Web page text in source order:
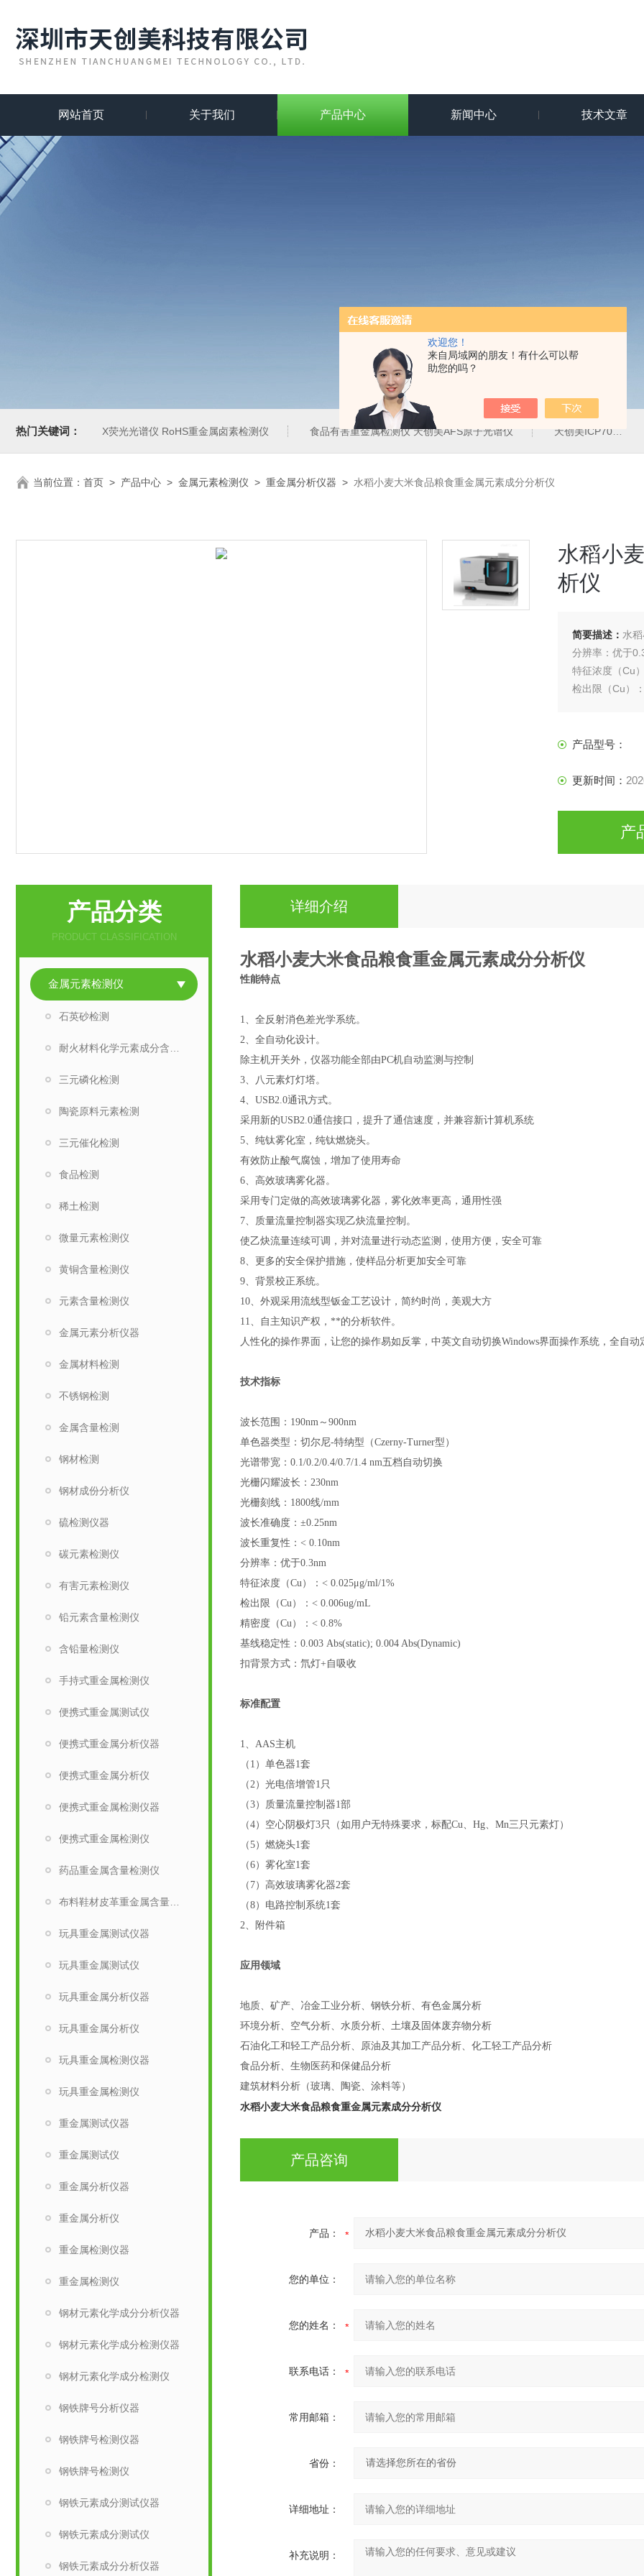
欢迎您！
来自局域网的朋友！有什么可以帮
助您的吗？
网站首页 关于我们 产品中心 新闻中心 技术文章
热门关键词： X荧光光谱仪 RoHS重金属卤素检测仪 食品有害重金属检测仪 天创美AFS原子光谱仪 天创美ICP700T电镀液中金属元素含量检测仪
当前位置： 首页 > 产品中心 > 金属元素检测仪 > 重金属分析仪器 > 水稻小麦大米食品粮食重金属元素成分分析仪
水稻小
析仪
简要描述： 水
分辨率：优于
特征浓度（Cu
检出限（Cu）
扣背景方式：氘
产品型号：
更新时间：
产
产品分类
PRODUCT CLASSIFICATION
金属元素检测仪
石英砂检测
三元磷化检测
陶瓷原料元素检测
三元催化检测
食品检测
稀土检测
微量元素检测仪
黄铜含量检测仪
元素含量检测仪
金属元素分析仪器
金属材料检测
不锈钢检测
金属含量检测
钢材检测
钢材成份分析仪
硫检测仪器
碳元素检测仪
有害元素检测仪
铅元素含量检测仪
含铅量检测仪
手持式重金属检测仪
便携式重金属测试仪
便携式重金属分析仪器
便携式重金属分析仪
便携式重金属检测仪器
便携式重金属检测仪
药品重金属含量检测仪
玩具重金属测试仪器
玩具重金属测试仪
玩具重金属分析仪器
玩具重金属分析仪
玩具重金属检测仪器
玩具重金属检测仪
重金属测试仪器
重金属测试仪
重金属分析仪器
重金属分析仪
重金属检测仪器
重金属检测仪
钢材元素化学成分分析仪器
钢材元素化学成分检测仪器
钢材元素化学成分检测仪
钢铁牌号分析仪器
钢铁牌号检测仪器
钢铁牌号检测仪
钢铁元素成分测试仪器
钢铁元素成分测试仪
钢铁元素成分分析仪器
详细介绍
水稻小麦大米食品粮食重金属元素成分分析仪
性能特点
1、全反射消色差光学系统。
2、全自动化设计。
除主机开关外，仪器功能全部由PC机自动监测与控制
3、八元素灯灯塔。
4、 USB2.0通讯方式。
采用新的USB2.0通信接口，提升了通信速度，并兼容新计算机系统
5、纯钛雾化室，纯钛燃烧头。
有效防止酸气腐蚀，增加了使用寿命
6、高效玻璃雾化器。
采用专门定做的高效玻璃雾化器，雾化效率更高，通用性强
7、质量流量控制器实现乙炔流量控制。
使乙炔流量连续可调，并对流量进行动态监测，使用方便，安全可靠
8、更多的安全保护措施，使样品分析更加安全可靠
9、背景校正系统。
10、外观采用流线型钣金工艺设计，简约时尚，美观大方
11、自主知识产权，**的分析软件。
人性化的操作界面，让您的操作易如反掌，中英文自动切换Windows界面操作系统，全自动
技术指标
波长范围： 190nm ～ 900nm
单色器类型：切尔尼-特纳型（Czerny-Turner型）
光谱带宽： 0.1/0.2/0.4/0.7/1.4 nm五档自动切换
光栅闪耀波长： 230nm
光栅刻线： 1800线/mm
波长准确度： ±0.25nm
波长重复性： < 0.10nm
分辨率：优于0.3nm
特征浓度（Cu）： < 0.025μg/ml/1%
检出限（Cu）： < 0.006ug/mL
精密度（Cu）： < 0.8%
基线稳定性： 0.003 Abs(static); 0.004 Abs(Dynamic)
扣背景方式：氘灯+自吸收
标准配置
1、 AAS主机
（ 1 ）单色器1套
（2）光电倍增管1只
（3）质量流量控制器1部
（4）空心阴极灯3只（如用户无特殊要求，标配Cu、 Hg、 Mn三只元素灯）
（5）燃烧头1套
（6）雾化室1套
（ 7）高效玻璃雾化器2套
（8）电路控制系统1套
2、附件箱
应用领域
地质、矿产、冶金工业分析、钢铁分析、有色金属分析
环境分析、空气分析、水质分析、土壤及固体废弃物分析
石油化工和轻工产品分析、原油及其加工产品分析、化工轻工产品分析
食品分析、生物医药和保健品分析
建筑材料分析（玻璃、陶瓷、涂料等）
水稻小麦大米食品粮食重金属元素成分分析仪
产品咨询
产品：
您的单位：
您的姓名：
联系电话：
常用邮箱：
省份：
详细地址：
补充说明：